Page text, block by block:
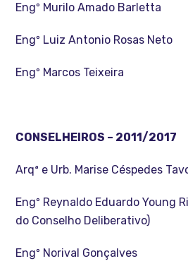
Engº Murilo Amado Barletta
Engº Luiz Antonio Rosas Neto
Engº Marcos Teixeira
CONSELHEIROS – 2011/2017
Arqª e Urb. Marise Céspedes
Engº Reynaldo Eduardo Young
do Conselho Deliberativo)
Engº Norival Gonçalves